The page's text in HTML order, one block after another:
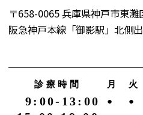
〒658-0065 兵庫県神戸市東
阪急神戸本線「御影駅」北側
診療時間 月 火
9:00-13:00 ● ●